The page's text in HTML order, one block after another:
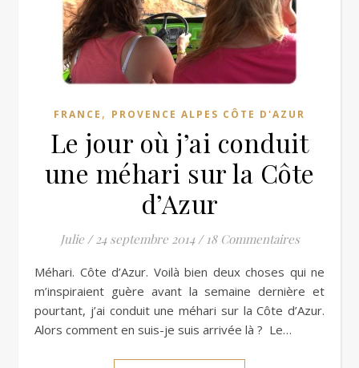
FRANCE , PROVENCE ALPES CÔTE D'AZUR
Le jour où j’ai conduit
une méhari sur la Côte
d’Azur
Julie / 24 septembre 2014 / 18 Commentaires
Méhari. Côte d’Azur. Voilà bien deux choses qui ne
m’inspiraient guère avant la semaine dernière et
pourtant, j’ai conduit une méhari sur la Côte d’Azur.
Alors comment en suis-je suis arrivée là ? Le…